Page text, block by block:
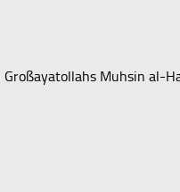
Muhsin al-